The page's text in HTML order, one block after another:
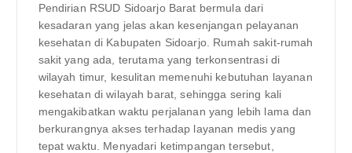
Pendirian RSUD Sidoarjo Barat bermula dari
kesadaran yang jelas akan kesenjangan pelayanan
kesehatan di Kabupaten Sidoarjo. Rumah sakit-rumah
sakit yang ada, terutama yang terkonsentrasi di
wilayah timur, kesulitan memenuhi kebutuhan layanan
kesehatan di wilayah barat, sehingga sering kali
mengakibatkan waktu perjalanan yang lebih lama dan
berkurangnya akses terhadap layanan medis yang
tepat waktu. Menyadari ketimpangan tersebut,